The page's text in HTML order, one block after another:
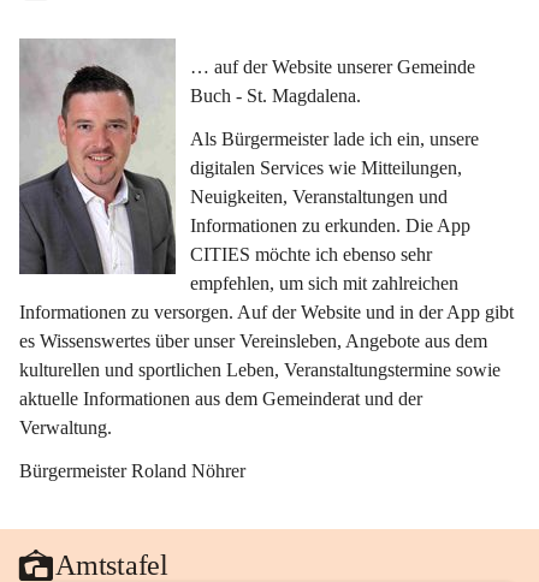
… auf der Website unserer Gemeinde
Buch - St. Magdalena.
Als Bürgermeister lade ich ein, unsere
digitalen Services wie Mitteilungen,
Neuigkeiten, Veranstaltungen und
Informationen zu erkunden. Die App
CITIES möchte ich ebenso sehr
empfehlen, um sich mit zahlreichen
Informationen zu versorgen. Auf der Website und in der App gibt
es Wissenswertes über unser Vereinsleben, Angebote aus dem
kulturellen und sportlichen Leben, Veranstaltungstermine sowie
aktuelle Informationen aus dem Gemeinderat und der
Verwaltung.
Bürgermeister Roland Nöhrer
Amtstafel